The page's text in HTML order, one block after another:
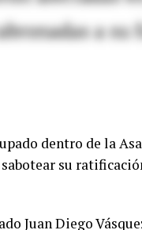
dentro de la
su
Juan Diego